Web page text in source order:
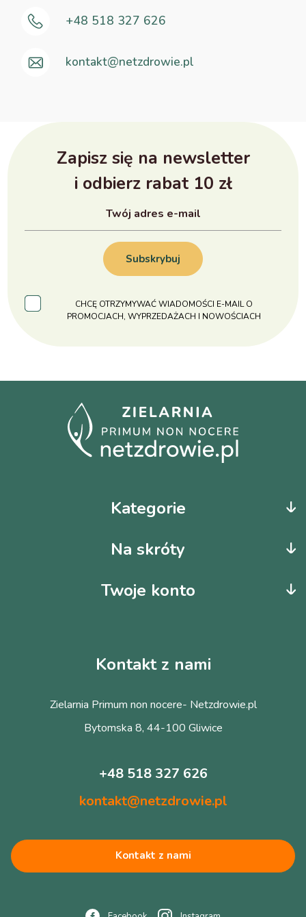
+48 518 327 626
kontakt@netzdrowie.pl
Zapisz się na newsletter
i odbierz rabat 10 zł
Subskrybuj
CHCĘ OTRZYMYWAĆ WIADOMOŚCI E-MAIL O
PROMOCJACH, WYPRZEDAŻACH I NOWOŚCIACH
Kategorie
Na skróty
Twoje konto
Kontakt z nami
Zielarnia Primum non nocere- Netzdrowie.pl
Bytomska 8, 44-100 Gliwice
+48 518 327 626
kontakt@netzdrowie.pl
Kontakt z nami